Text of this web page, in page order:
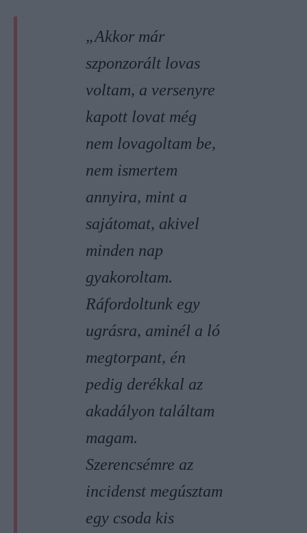
„Akkor már
szponzorált lovas
voltam, a versenyre
kapott lovat még
nem lovagoltam be,
nem ismertem
annyira, mint a
sajátomat, akivel
minden nap
gyakoroltam.
Ráfordoltunk egy
ugrásra, aminél a ló
megtorpant, én
pedig derékkal az
akadályon találtam
magam.
Szerencsémre az
incidenst megúsztam
egy csoda kis